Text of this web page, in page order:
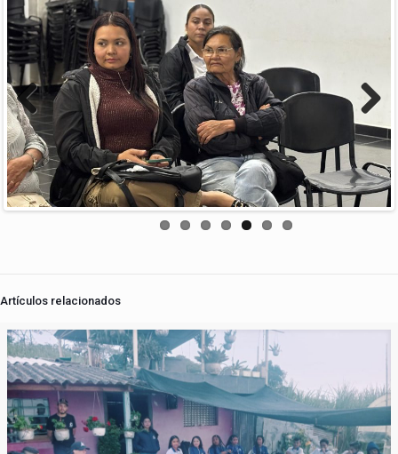
Previous Next
Artículos relacionados